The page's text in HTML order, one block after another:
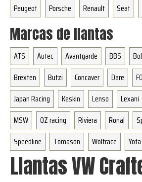
y
para
tu
coche,
con
asesoría
de
expertos.
Peugeot
Porsche Renault Seat
Marcas de llantas
ATS Autec Avantgarde BBS
Brexten
Butzi Concaver Dare
Japan Racing
Keskin Lenso Lexani
MSW
OZ racing Riviera Ronal
Speedline
Tomason Wolfrace Yota
Llantas VW